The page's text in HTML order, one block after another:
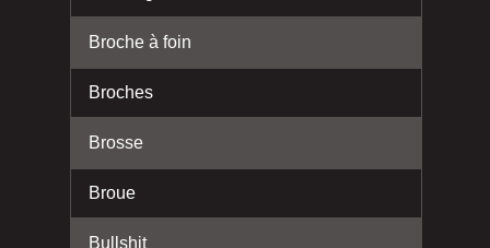
Broche à foin
Broches
Brosse
Broue
Bullshit